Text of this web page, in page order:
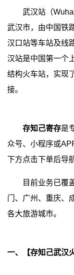
武汉站（
武汉市，由中国铁
汉口站等车站及线
汉站是中国第一个
结构火车站，实现
接。
存知己寄存是
众号、小程序或
下方点击下单后导
目前业务已覆
门、广州、重庆、
各大旅游城市。
一、【存知己武汉